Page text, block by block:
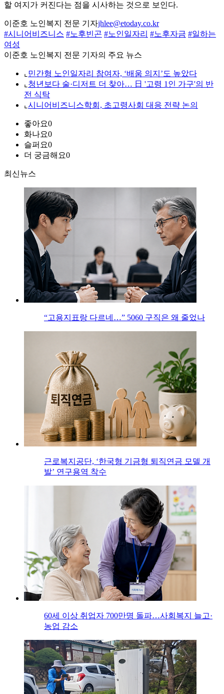
할 여지가 커진다는 점을 시사하는 것으로 보인다.
이준호 노인복지 전문 기자jhlee@etoday.co.kr
#시니어비즈니스 #노후빈곤 #노인일자리 #노후자금 #일하는
여성
이준호 노인복지 전문 기자의 주요 뉴스
⌞ 민간형 노인일자리 참여자, ‘배움 의지’도 높았다
⌞ 청년보다 술·디저트 더 찾아… 日 '고령 1인 가구'의 반
전 식탁
⌞ 시니어비즈니스학회, 초고령사회 대응 전략 논의
좋아요0
화나요0
슬퍼요0
더 궁금해요0
최신뉴스
“고용지표랑 다르네…” 5060 구직은 왜 줄었나
근로복지공단, ‘한국형 기금형 퇴직연금 모델 개
발’ 연구용역 착수
60세 이상 취업자 700만명 돌파…사회복지 늘고·
농업 감소